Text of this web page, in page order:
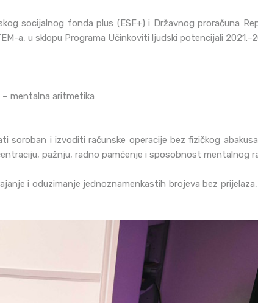
socijalnog fonda plus (ESF+) i Državnog proračuna
a, u sklopu Programa Učinkoviti ljudski potencijali
– mentalna aritmetika
soroban i izvoditi računske operacije bez fizičkog
pažnju, radno pamćenje i sposobnost mentalnog
i oduzimanje jednoznamenkastih brojeva bez